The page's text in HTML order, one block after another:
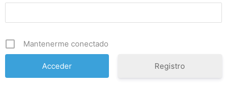
Mantenerme conectado
Registro